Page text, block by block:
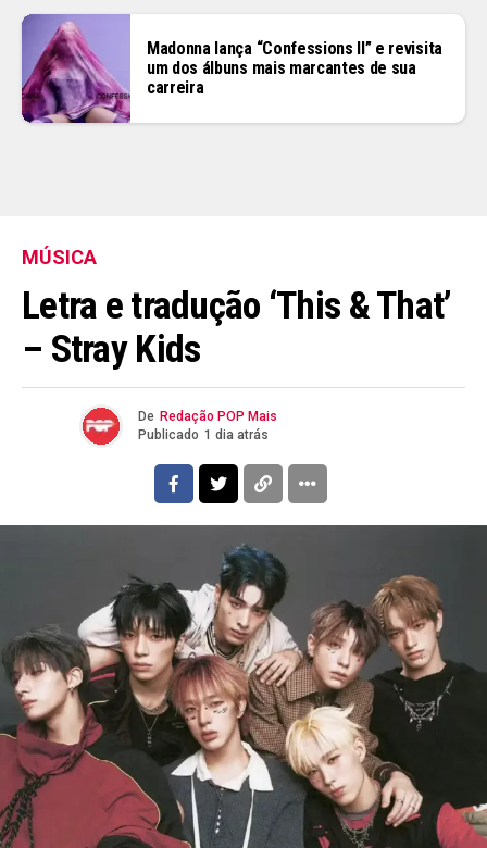
Madonna lança “Confessions II” e revisita
um dos álbuns mais marcantes de sua
carreira
MÚSICA
Letra e tradução ‘This & That’
– Stray Kids
De Redação POP Mais
Publicado 1 dia atrás